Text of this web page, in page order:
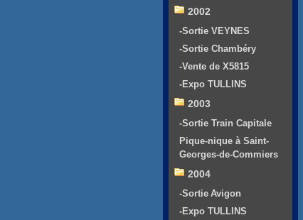
2002
-Sortie VEYNES
-Sortie Chambéry
-Vente de X5815
-Expo TULLINS
2003
-Sortie Train Capitale
Pique-nique à Saint-
Georges-de-Commiers
2004
-Sortie Avigon
-Expo TULLINS